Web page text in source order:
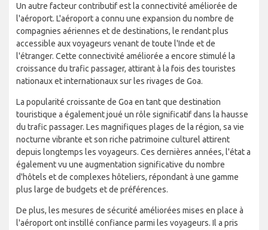
Un autre facteur contributif est la connectivité améliorée de
l'aéroport. L'aéroport a connu une expansion du nombre de
compagnies aériennes et de destinations, le rendant plus
accessible aux voyageurs venant de toute l'Inde et de
l'étranger. Cette connectivité améliorée a encore stimulé la
croissance du trafic passager, attirant à la fois des touristes
nationaux et internationaux sur les rivages de Goa.
La popularité croissante de Goa en tant que destination
touristique a également joué un rôle significatif dans la hausse
du trafic passager. Les magnifiques plages de la région, sa vie
nocturne vibrante et son riche patrimoine culturel attirent
depuis longtemps les voyageurs. Ces dernières années, l'état a
également vu une augmentation significative du nombre
d'hôtels et de complexes hôteliers, répondant à une gamme
plus large de budgets et de préférences.
De plus, les mesures de sécurité améliorées mises en place à
l'aéroport ont instillé confiance parmi les voyageurs. Il a pris